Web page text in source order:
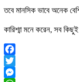
তবে মানসিক ভাবে অনেক
কারিশ্মা মনে করেন, সব
Facebook
Twitter